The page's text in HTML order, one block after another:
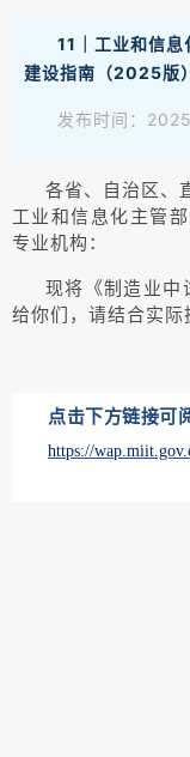
11｜工业和信
建设指南（2025版
发布时间：
各省、自治区、
工业和信息化主管
专业机构：
现将《制造业中
给你们，请结合实际
点击下方链接可
https://